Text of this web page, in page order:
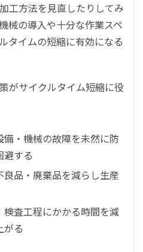
工方法を見直したりしてみ
械の導入や十分な作業スペ
タイムの短縮に有効になる
がサイクルタイム短縮に役
備・機械の故障を未然に防
避する
品・廃棄品を減らし生産
検査工程にかかる時間を減
がる